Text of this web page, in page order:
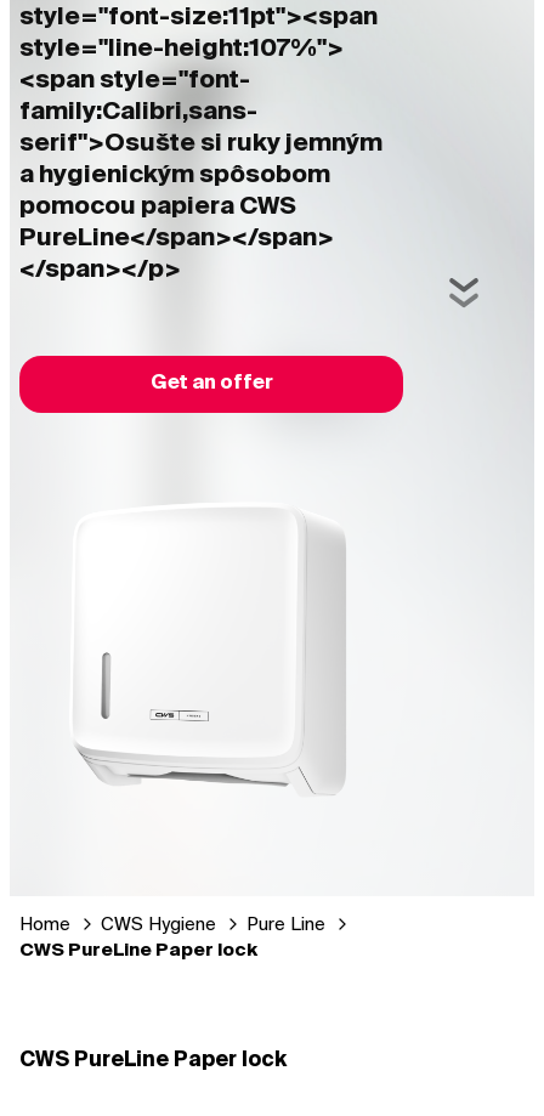
style="font-size:11pt"><span
style="line-height:107%">
<span style="font-
family:Calibri,sans-
serif">Osušte si ruky jemným
a hygienickým spôsobom
pomocou papiera CWS
PureLine</span></span>
</span></p>
Get an offer
Home CWS Hygiene
Pure Line
CWS PureLine Paper lock
CWS PureLine Paper lock